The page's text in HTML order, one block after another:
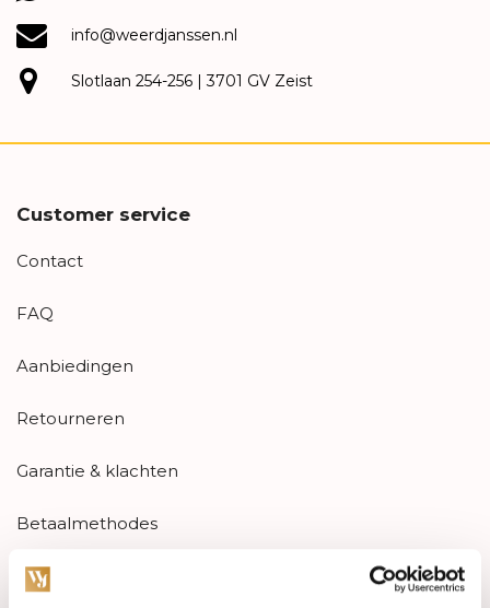
info@weerdjanssen.nl
Slotlaan 254-256 | 3701 GV Zeist
Customer service
Contact
FAQ
Aanbiedingen
Retourneren
Garantie & klachten
Betaalmethodes
Sitemap